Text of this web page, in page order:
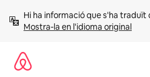
Mostra-la en l'idioma original